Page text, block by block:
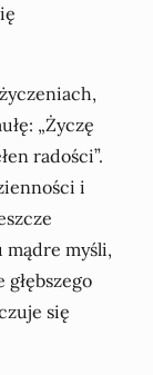
„Życzę
radości”.
i
mądre myśli,
się